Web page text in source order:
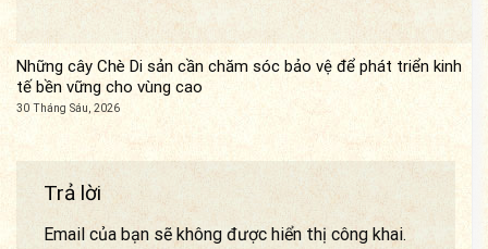
Những cây Chè Di sản cần chăm sóc bảo vệ để phát triển kinh
tế bền vững cho vùng cao
30 Tháng Sáu, 2026
Trả lời
Email của bạn sẽ không được hiển thị công khai.